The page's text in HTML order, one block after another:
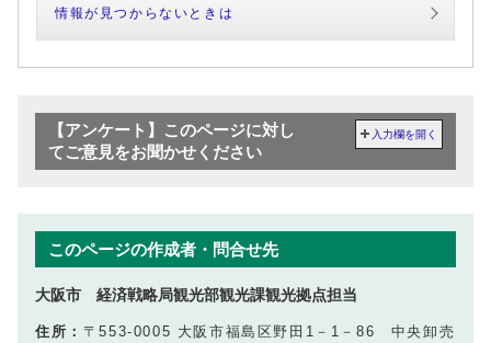
情報が見つからないときは
【アンケート】このページに対し
てご意見をお聞かせください
入力欄を開く
このページの作成者・問合せ先
大阪市 経済戦略局観光部観光課観光拠点担当
住所： 〒553-0005 大阪市福島区野田1－1－86 中央卸売